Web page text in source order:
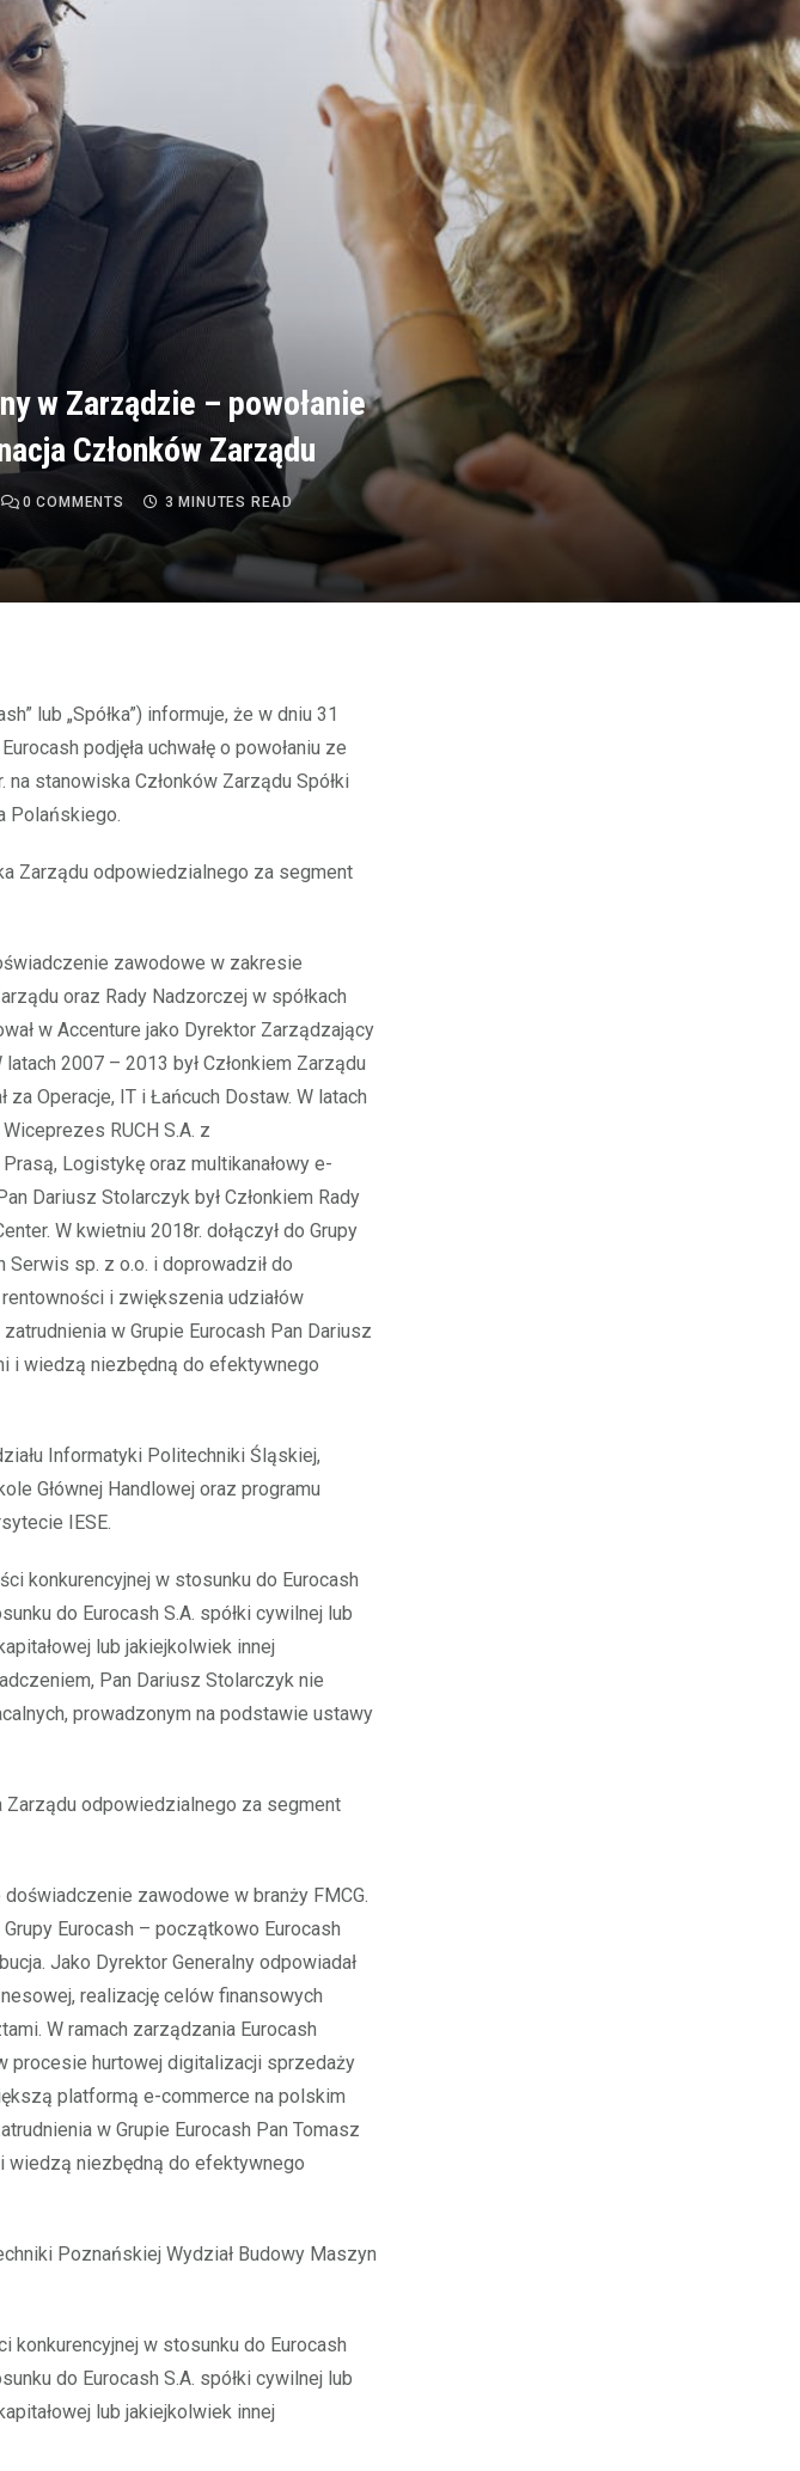
w Zarządzie – powołanie
Członków Zarządu
0 COMMENTS
3 MINUTES READ
podjęła uchwałę o powołaniu ze
stanowiska Członków Zarządu Spółki
Polańskiego.
Zarządu odpowiedzialnego za segment
zawodowe w zakresie
oraz Rady Nadzorczej w spółkach
w Accenture jako Dyrektor Zarządzający
2007 – 2013 był Członkiem Zarządu
Operacje, IT i Łańcuch Dostaw. W latach
RUCH S.A. z
Logistykę oraz multikanałowy e-
Dariusz Stolarczyk był Członkiem Rady
W kwietniu 2018r. dołączył do Grupy
Serwis sp. z o.o. i doprowadził do
i zwiększenia udziałów
w Grupie Eurocash Pan Dariusz
i wiedzą niezbędną do efektywnego
Informatyki Politechniki Śląskiej,
Głównej Handlowej oraz programu
IESE.
konkurencyjnej w stosunku do Eurocash
do Eurocash S.A. spółki cywilnej lub
lub jakiejkolwiek innej
Pan Dariusz Stolarczyk nie
prowadzonym na podstawie ustawy
Zarządu odpowiedzialnego za segment
zawodowe w branży FMCG.
Eurocash – początkowo Eurocash
Jako Dyrektor Generalny odpowiadał
realizację celów finansowych
W ramach zarządzania Eurocash
procesie hurtowej digitalizacji sprzedaży
platformą e-commerce na polskim
w Grupie Eurocash Pan Tomasz
wiedzą niezbędną do efektywnego
Poznańskiej Wydział Budowy Maszyn
konkurencyjnej w stosunku do Eurocash
do Eurocash S.A. spółki cywilnej lub
lub jakiejkolwiek innej